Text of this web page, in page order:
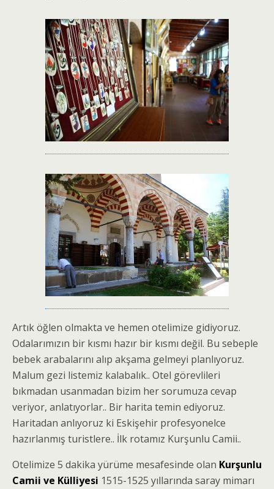
Artık öğlen olmakta ve hemen otelimize gidiyoruz.
Odalarımızın bir kısmı hazır bir kısmı değil. Bu sebeple
bebek arabalarını alıp akşama gelmeyi planlıyoruz.
Malum gezi listemiz kalabalık.. Otel görevlileri
bıkmadan usanmadan bizim her sorumuza cevap
veriyor, anlatıyorlar.. Bir harita temin ediyoruz.
Haritadan anlıyoruz ki Eskişehir profesyonelce
hazırlanmış turistlere.. İlk rotamız Kurşunlu Camii..
Otelimize 5 dakika yürüme mesafesinde olan Kurşunlu
Camii ve Külliyesi 1515-1525 yıllarında saray mimarı